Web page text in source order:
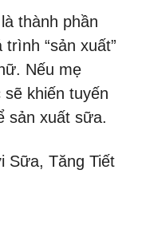
thành phần
“sản xuất”
Nếu mẹ
khiến tuyến
sản xuất sữa.
Sữa, Tăng Tiết